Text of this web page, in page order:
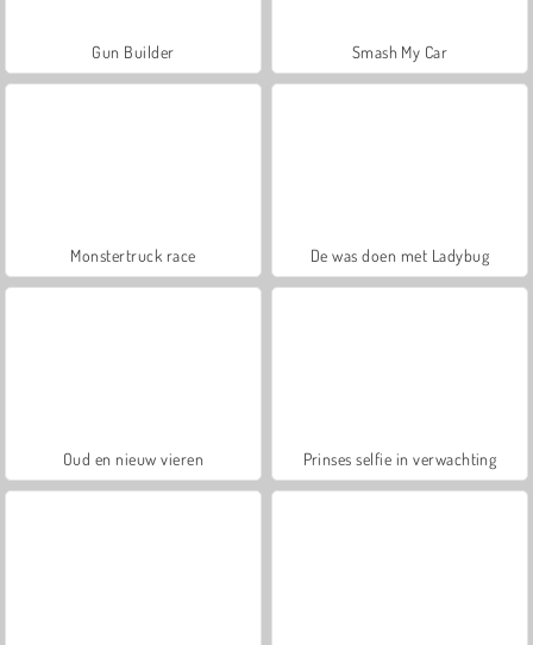
Gun Builder Smash My Car
Monstertruck race De was doen met Ladybug
Oud en nieuw vieren Prinses selfie in verwachting